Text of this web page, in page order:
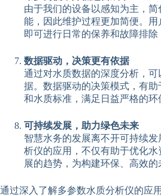
由于我们的设备以感知为主，
能，因此维护过程更加简便。用
即可进行日常的保养和故障排除
数据驱动，决策更有依据
通过对水质数据的深度分析，
据。数据驱动的决策模式，有
和水质标准，满足日益严格的环
可持续发展，助力绿色未来
智慧水务的发展离不开可持续
析仪的应用，不仅有助于优化
展的趋势，为构建环保、高效的
通过深入了解多参数水质分析仪的应